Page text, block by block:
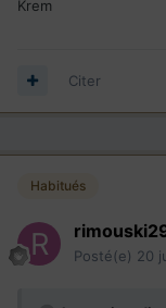
Krem
Citer
Habitués
Posté(e) 20